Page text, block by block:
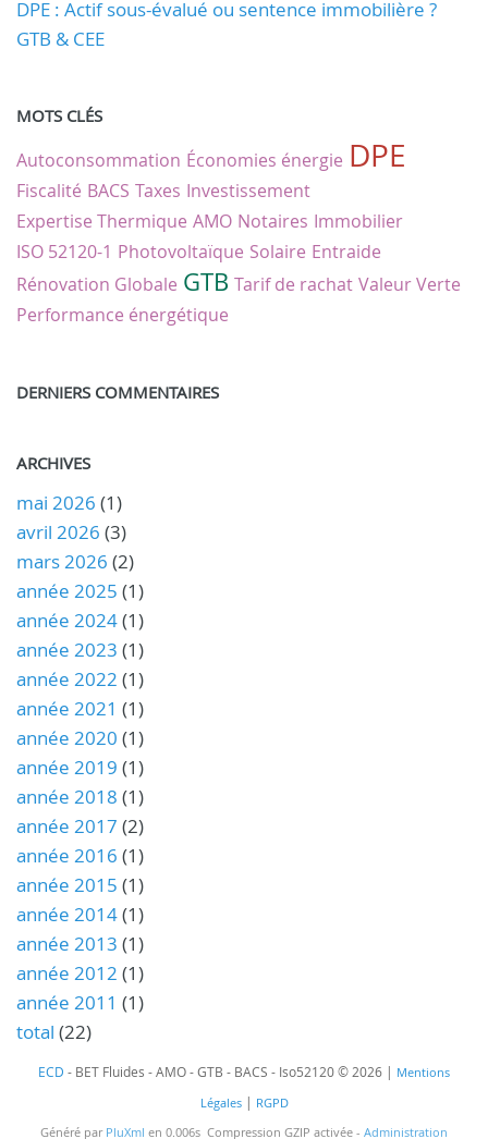
DPE : Actif sous-évalué ou sentence immobilière ?
GTB & CEE
MOTS CLÉS
Autoconsommation Économies énergie DPE
Fiscalité BACS Taxes Investissement
Expertise Thermique AMO Notaires Immobilier
ISO 52120-1 Photovoltaïque Solaire Entraide
Rénovation Globale GTB Tarif de rachat Valeur Verte
Performance énergétique
DERNIERS COMMENTAIRES
ARCHIVES
mai 2026 (1)
avril 2026 (3)
mars 2026 (2)
année 2025 (1)
année 2024(1)
année 2023 (1)
année 2022 (1)
année 2021 (1)
année 2020 (1)
année 2019 (1)
année 2018 (1)
année 2017 (2)
année 2016 (1)
année 2015 (1)
année 2014(1)
année 2013 (1)
année 2012 (1)
année 2011 (1)
total (22)
ECD - BET Fluides - AMO - GTB - BACS - Iso52120 © 2026 | Mentions
Légales| RGPD
Généré par PluXml en 0.006s Compression GZIP activée - Administration